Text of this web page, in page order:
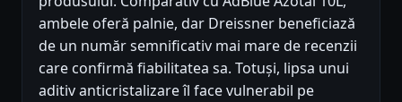
ambele oferă palnie, dar Dreissner beneficiază
de un număr semnificativ mai mare de recenzii
care confirmă fiabilitatea sa. Totuși, lipsa unui
aditiv anticristalizare îl face vulnerabil pe